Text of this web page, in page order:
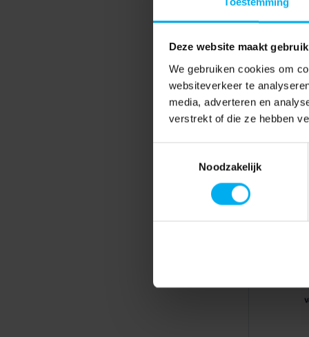
Deze website maakt
We gebruiken cookies om
websiteverkeer te
media, adverteren en
verstrekt of die ze hebben
Noodzakelijk